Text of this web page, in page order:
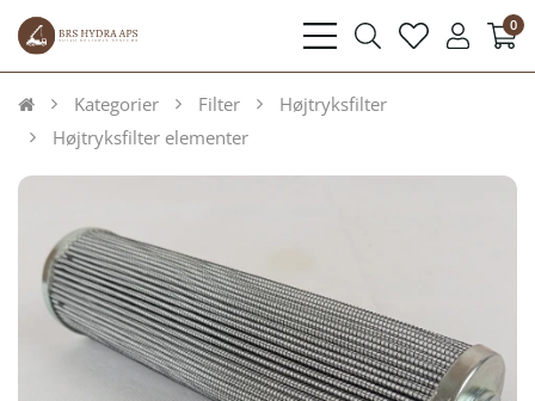
bars
searchheart user 0
Kategorier Filter
Højtryksfilter
Højtryksfilter elementer